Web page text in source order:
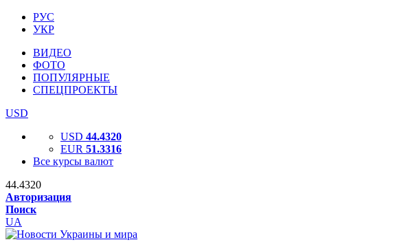
РУС
УКР
ВИДЕО
ФОТО
ПОПУЛЯРНЫЕ
СПЕЦПРОЕКТЫ
USD
USD 44.4320
EUR 51.3316
Все курсы валют
44.4320
Авторизация
Поиск
UA